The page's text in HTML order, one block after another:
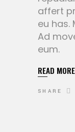
affert
eu has.
Ad
eum.
READ MORE
SHARE